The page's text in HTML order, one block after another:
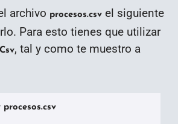
archivo procesos.csv el siguiente
Para esto tienes que utilizar
, tal y como te muestro a